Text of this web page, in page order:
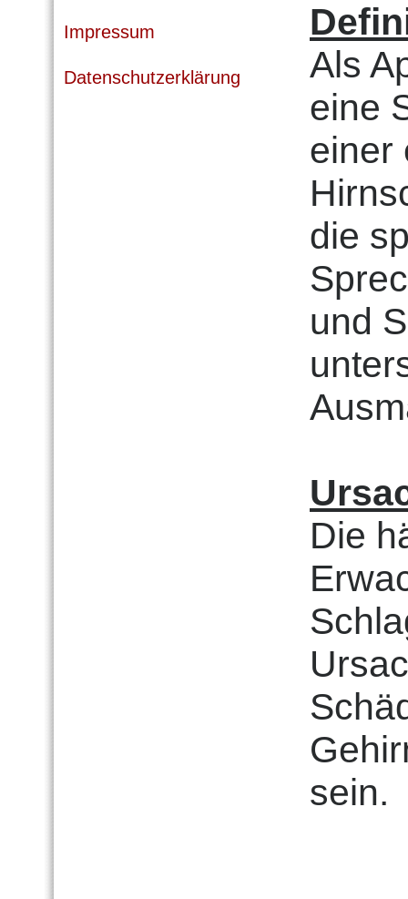
Impressum
Datenschutzerklärung
Als
eine
einer
die
und
Die
sein.